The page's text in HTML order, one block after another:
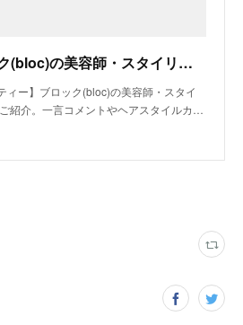
今野 裕太｜ブロック(bloc)の美容師・スタイリスト｜ホットペッパービューティー
ィー】ブロック(bloc)の美容師・スタイ
紹介。一言コメントやヘアスタイルカ…